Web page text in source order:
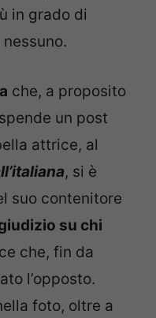
in grado di
che, a proposito
un post
attrice, al
, si è
suo contenitore
su chi
che, fin da
l’opposto.
foto, oltre a